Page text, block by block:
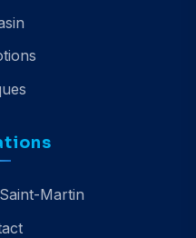
Martin